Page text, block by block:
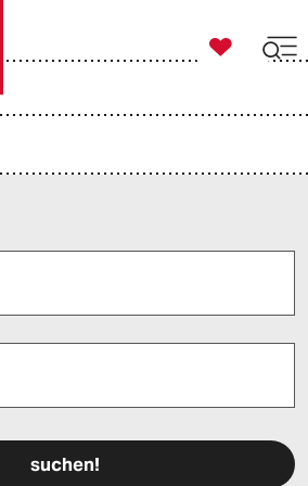

taz zahl ich